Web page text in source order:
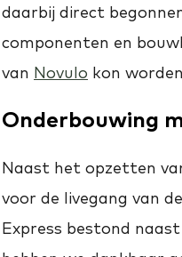
daarbij direct
componenten en
van Novulo kon
Onderbouwing
Naast het opzetten
voor de livegang van
Express bestond